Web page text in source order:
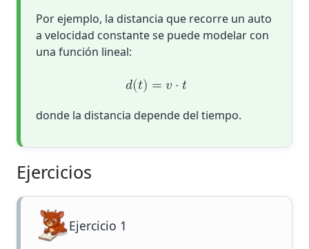
Por ejemplo, la distancia que recorre un auto
a velocidad constante se puede modelar con
una función lineal:
𝑑(𝑡) = 𝑣 ⋅ 𝑡
donde la distancia depende del tiempo.
Ejercicios
Ejercicio 1